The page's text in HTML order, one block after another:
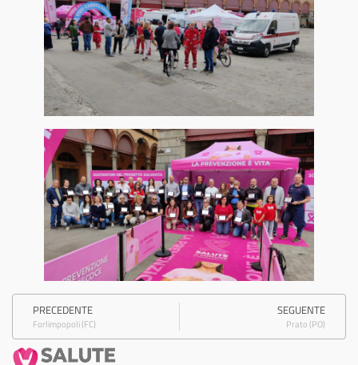
PRECEDENTE
Forlimpopoli (FC)
SEGUENTE
Prato (PO)